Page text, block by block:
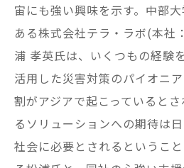
宙にも強い興味を示す。中部
ある株式会社テラ・ラボ(本社
浦 孝英氏は、いくつもの経験
活用した災害対策のパイオニ
割がアジアで起こっていると
るソリューションへの期待は
社会に必要とされるというこ